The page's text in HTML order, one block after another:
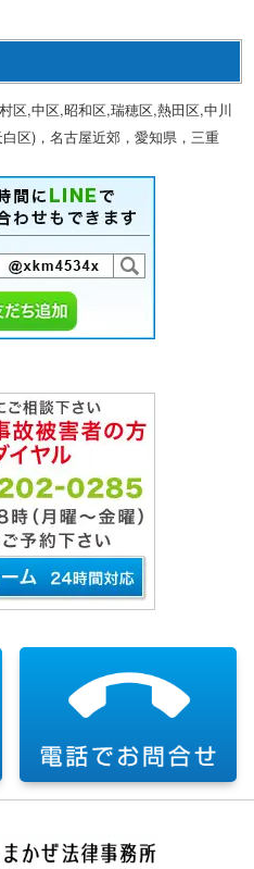
区,中区,昭和区,瑞穂区,熱田区,中川
区)，名古屋近郊，愛知県，三重